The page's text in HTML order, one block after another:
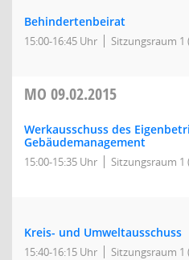
Behindertenbeirat
15:00-16:45 Uhr Sitzungsraum 1
MO 09.02.2015
Werkausschuss des
Gebäudemanagement
15:00-15:35 Uhr Sitzungsraum 1
Kreis- und Umweltausschuss
15:40-16:15 Uhr Sitzungsraum 1